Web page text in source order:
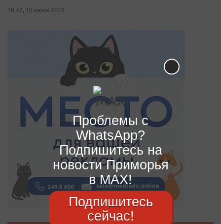
18:47, 10 июля 2026
Проблемы с
WhatsApp?
Подпишитесь на
новости Приморья
в MAX!
Подпишитесь
сейчас!